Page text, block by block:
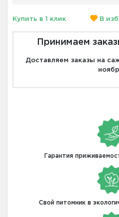
Купить в 1 клик В
Принимаем
Доставляем заказы на
Гарантия
Свой питомник в